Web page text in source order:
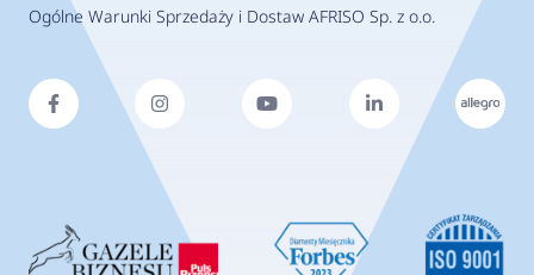
Ogólne Warunki Sprzedaży i Dostaw AFRISO Sp. z o.o.